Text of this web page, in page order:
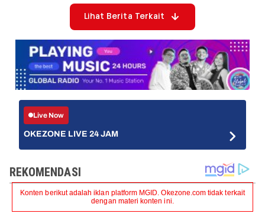
Lihat Berita Terkait
Live Now
OKEZONE LIVE 24 JAM